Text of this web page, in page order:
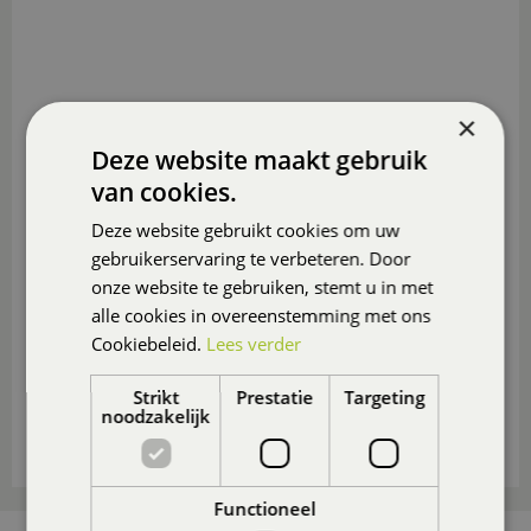
×
Deze website maakt gebruik
van cookies.
Deze website gebruikt cookies om uw
gebruikerservaring te verbeteren. Door
onze website te gebruiken, stemt u in met
alle cookies in overeenstemming met ons
Cookiebeleid. Lees verder
Strikt
noodzakelijk
Prestatie Targeting
Functioneel